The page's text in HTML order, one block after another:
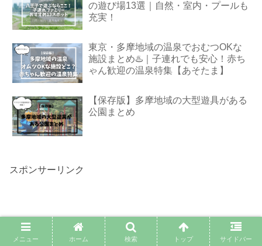
の遊び場13選｜自然・室内・プールも
充実！
東京・多摩地域の温泉でおむつOKな
施設まとめ♨️｜子連れでも安心！赤ち
ゃん歓迎の温泉特集【あそたま】
【保存版】多摩地域の大型遊具がある
公園まとめ
スポンサーリンク
メニュー ホーム 検索 トップ サイドバー